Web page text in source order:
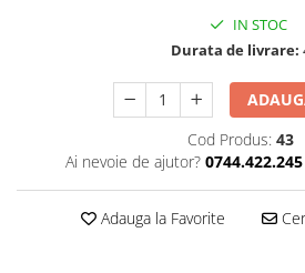
IN STOC
Durata de livrare:
Cod Produs: 43
Ai nevoie de ajutor? 0744.422.245
Adauga la Favorite